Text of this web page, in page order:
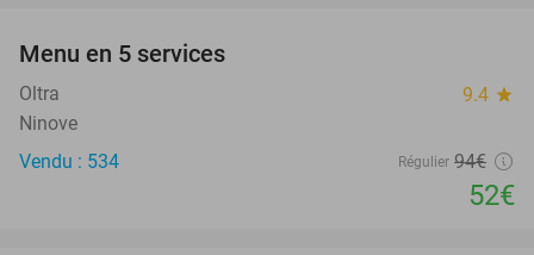
TODAY
Menu en 5 services
Oltra 9.4 star
Ninove
Vendu : 534
Régulier 94€
52€